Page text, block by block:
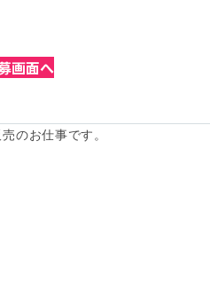
画面へ
のお仕事です。